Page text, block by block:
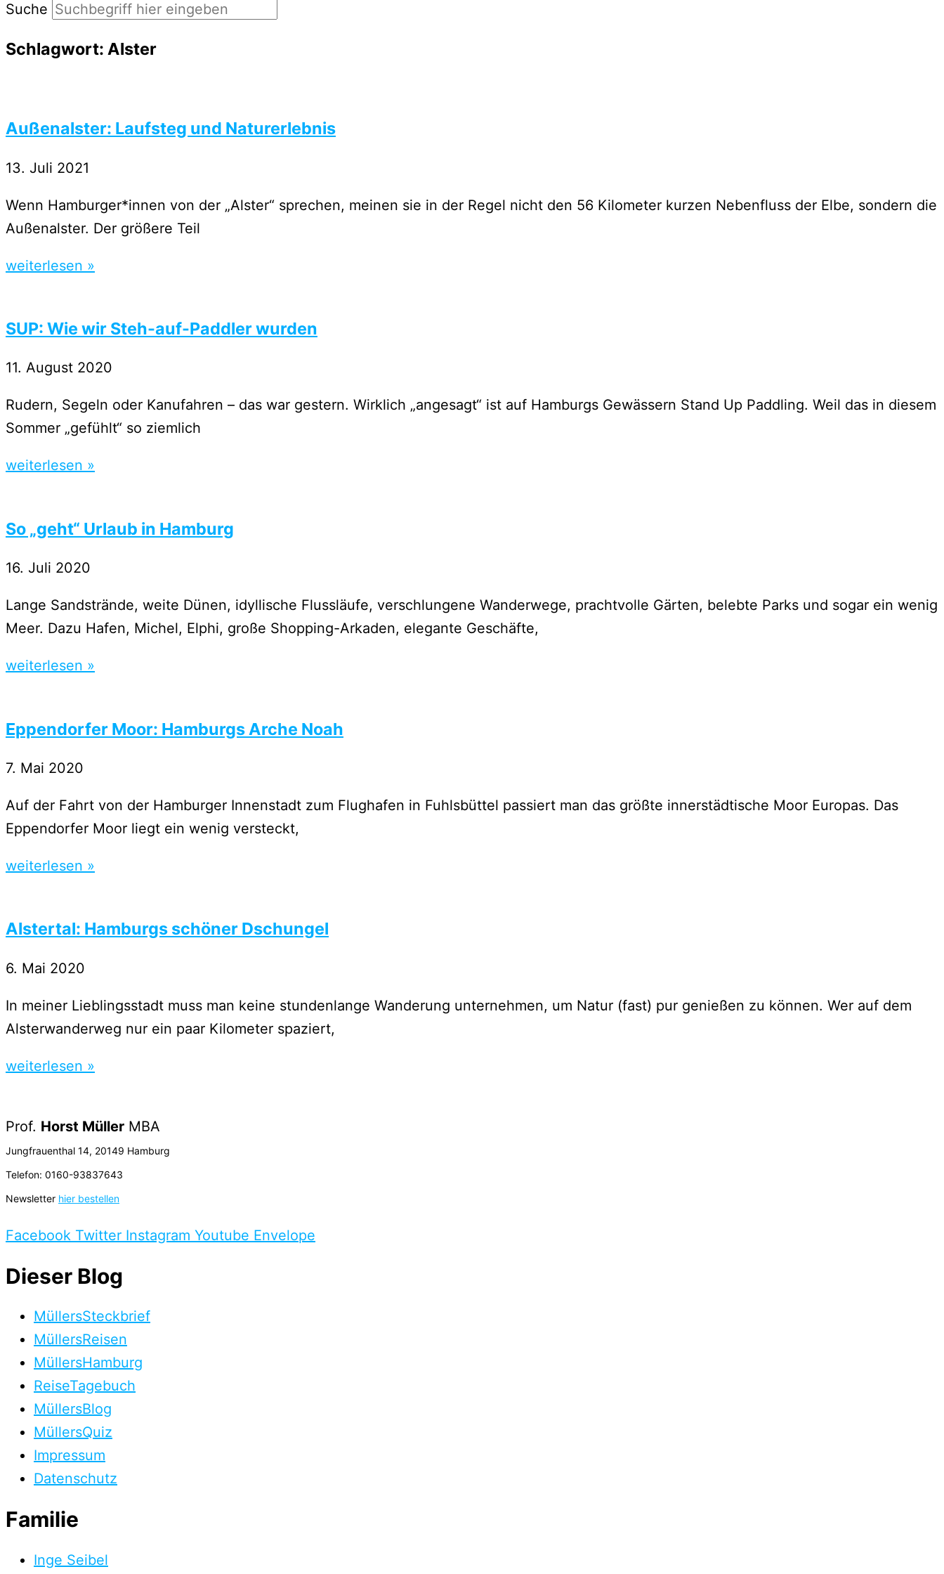
Suche
Schlagwort: Alster
Außenalster: Laufsteg und Naturerlebnis
13. Juli 2021
Wenn Hamburger*innen von der „Alster“ sprechen, meinen sie in der Regel nicht den 56 Kilometer kurzen Nebenfluss der Elbe, sondern die
Außenalster. Der größere Teil
weiterlesen »
SUP: Wie wir Steh-auf-Paddler wurden
11. August 2020
Rudern, Segeln oder Kanufahren – das war gestern. Wirklich „angesagt“ ist auf Hamburgs Gewässern Stand Up Paddling. Weil das in diesem
Sommer „gefühlt“ so ziemlich
weiterlesen »
So „geht“ Urlaub in Hamburg
16. Juli 2020
Lange Sandstrände, weite Dünen, idyllische Flussläufe, verschlungene Wanderwege, prachtvolle Gärten, belebte Parks und sogar ein wenig
Meer. Dazu Hafen, Michel, Elphi, große Shopping-Arkaden, elegante Geschäfte,
weiterlesen »
Eppendorfer Moor: Hamburgs Arche Noah
7. Mai 2020
Auf der Fahrt von der Hamburger Innenstadt zum Flughafen in Fuhlsbüttel passiert man das größte innerstädtische Moor Europas. Das
Eppendorfer Moor liegt ein wenig versteckt,
weiterlesen »
Alstertal: Hamburgs schöner Dschungel
6. Mai 2020
In meiner Lieblingsstadt muss man keine stundenlange Wanderung unternehmen, um Natur (fast) pur genießen zu können. Wer auf dem
Alsterwanderweg nur ein paar Kilometer spaziert,
weiterlesen »
Prof. Horst Müller MBA
Jungfrauenthal 14, 20149 Hamburg
Telefon: 0160-93837643
Newsletter hier bestellen
Facebook Twitter Instagram Youtube Envelope
Dieser Blog
MüllersSteckbrief
MüllersReisen
MüllersHamburg
ReiseTagebuch
MüllersBlog
MüllersQuiz
Impressum
Datenschutz
Familie
Inge Seibel